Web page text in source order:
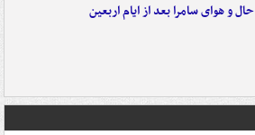
حال و هوای سامرا بعد از ایام اربعین